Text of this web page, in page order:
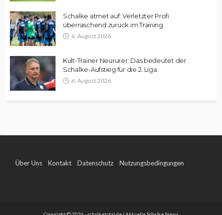
Schalke atmet auf: Verletzter Profi
überraschend zurück im Training
6. August 2026
Kult-Trainer Neururer: Das bedeutet der
Schalke-Aufstieg für die 2. Liga
6. August 2026
Über Uns Kontakt Datenschutz Nutzungsbedingungen
Copyright © 2026 - schalketotal.de | Aktuelle Schalke News